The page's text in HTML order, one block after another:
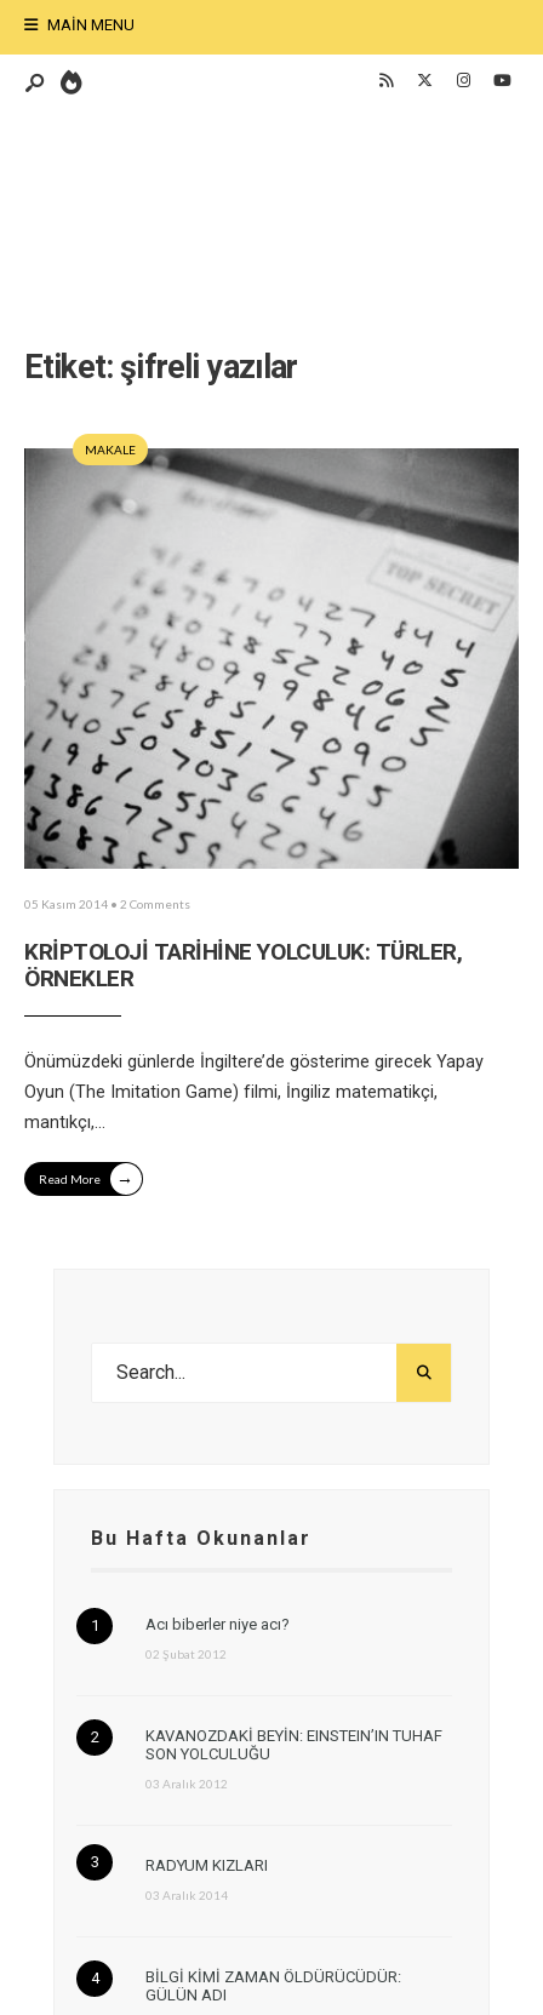
MAIN MENU
Etiket:şifreli yazılar
MAKALE
05 Kasım 2014 • 2 Comments
KRİPTOLOJİ TARİHİNE YOLCULUK: TÜRLER,
ÖRNEKLER
Önümüzdeki günlerde İngiltere’de gösterime girecek Yapay
Oyun (The Imitation Game) filmi, İngiliz matematikçi,
mantıkçı,...
Read More →
Bu Hafta Okunanlar
Acı biberler niye acı?
02 Şubat 2012
KAVANOZDAKİ BEYİN: EINSTEIN’IN TUHAF
SON YOLCULUĞU
03 Aralık 2012
RADYUM KIZLARI
03 Aralık 2014
BİLGİ KİMİ ZAMAN ÖLDÜRÜCÜDÜR:
GÜLÜN ADI